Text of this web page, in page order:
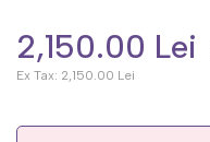
2,150.00 Lei
Ex Tax: 2,150.00 Lei